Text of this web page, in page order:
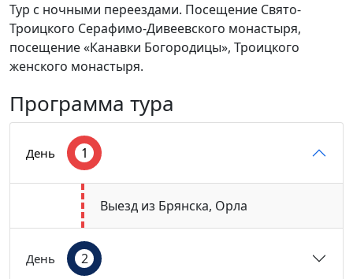
Тур с ночными переездами. Посещение Свято-
Троицкого Серафимо-Дивеевского монастыря,
посещение «Канавки Богородицы», Троицкого
женского монастыря.
Программа тура
День 1
Выезд из Брянска, Орла
День 2